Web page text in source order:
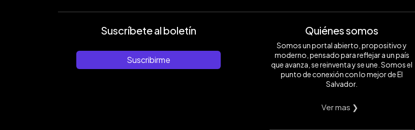
Suscríbete al boletín
Suscribirme
Quiénes somos
Somos un portal abierto, propositivo y
moderno, pensado para reflejar a un país
que avanza, se reinventa y se une. Somos el
punto de conexión con lo mejor de El
Salvador.
Ver mas ❯